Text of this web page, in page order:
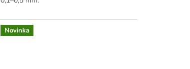
Novinka